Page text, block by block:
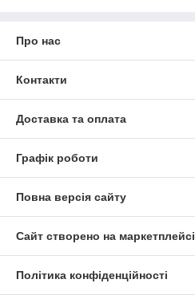
Про нас
Контакти
Доставка та оплата
Графік роботи
Повна версія сайту
Сайт створено на маркетплейсі
Політика конфіденційності